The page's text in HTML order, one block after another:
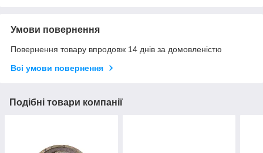
Умови повернення
Повернення товару впродовж 14 днів за домовленістю
Всі умови повернення
Подібні товари компанії